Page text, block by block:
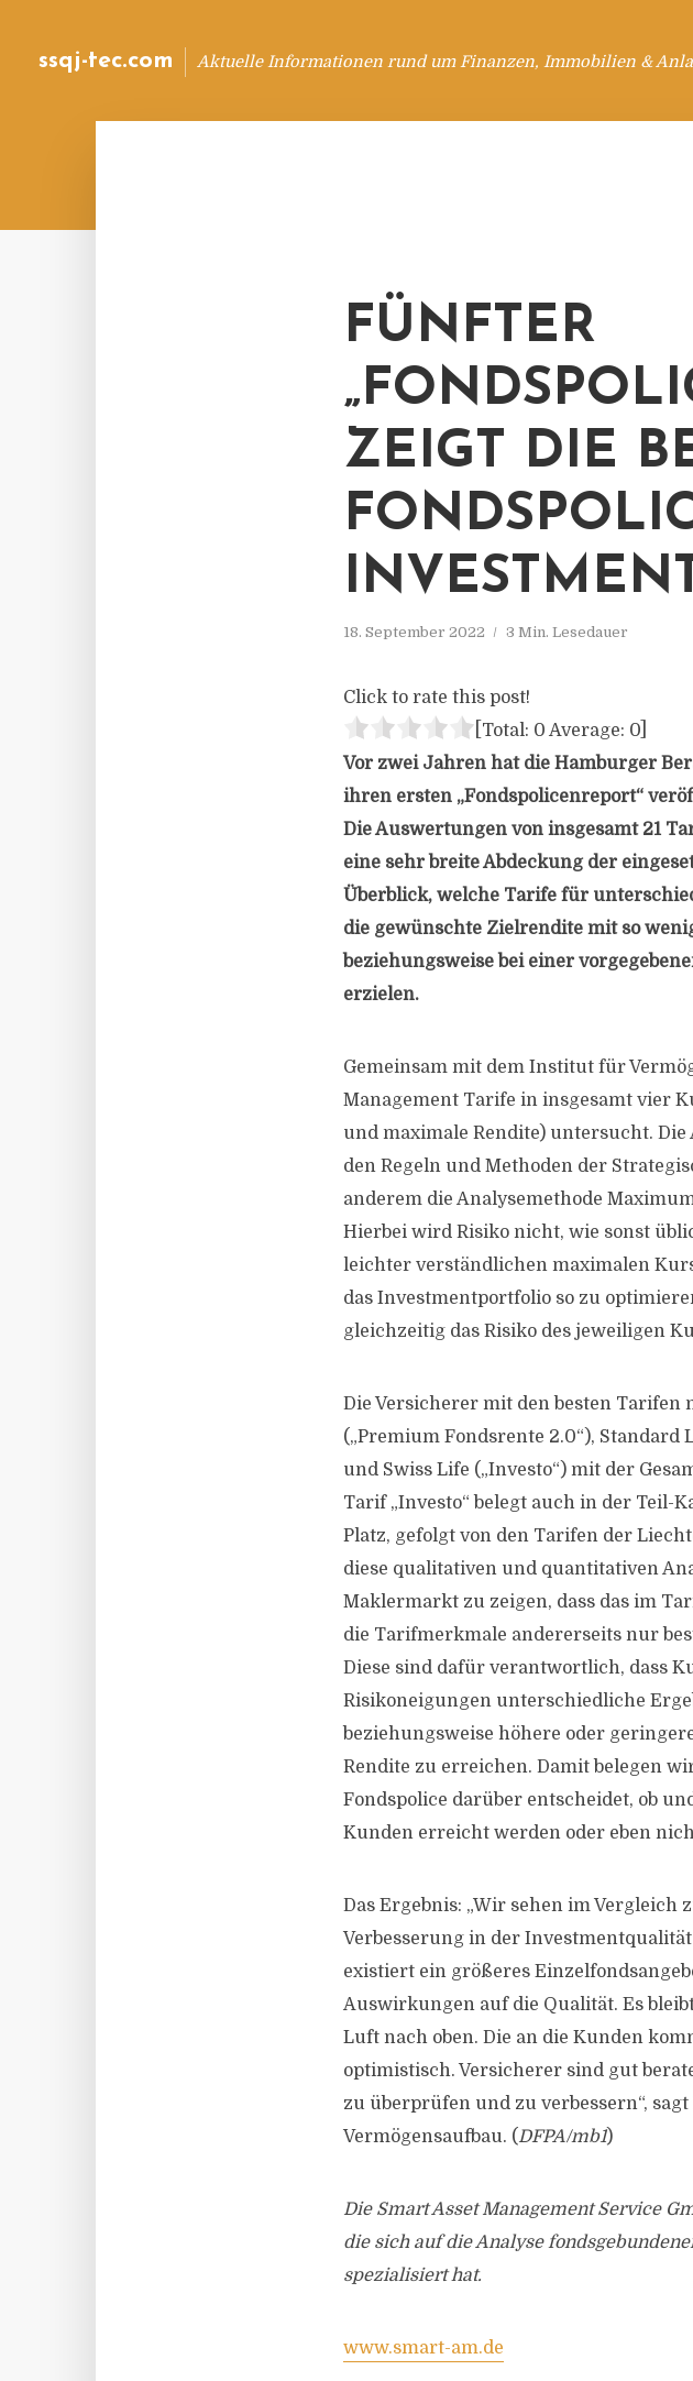
ssqj-tec.com Aktuelle Informationen rund um Finanzen, Immobilien &
FÜNFTER
ZEIGT DIE
18. September 2022 3 Min. Lesedauer
Click to rate this post!
[Total: 0 Average: 0
Vor zwei Jahren hat die Hamburger
ihren ersten „Fondspolicenreport“
Die Auswertungen von insgesamt 21
eine sehr breite Abdeckung der
Überblick, welche Tarife für
die gewünschte Zielrendite mit so
beziehungsweise bei einer
erzielen.
Gemeinsam mit dem Institut für
Management Tarife in insgesamt vier
und maximale Rendite) untersucht. Die
den Regeln und Methoden der
anderem die Analysemethode
Hierbei wird Risiko nicht, wie sonst
leichter verständlichen maximalen
das Investmentportfolio so zu
gleichzeitig das Risiko des jeweiligen
Die Versicherer mit den besten Tarifen
(„Premium Fondsrente 2.0“), Standard
und Swiss Life („Investo“) mit der
Tarif „Investo“ belegt auch in der Teil-
Platz, gefolgt von den Tarifen der
diese qualitativen und quantitativen
Maklermarkt zu zeigen, dass das im
die Tarifmerkmale andererseits nur
Diese sind dafür verantwortlich, dass
Risikoneigungen unterschiedliche
beziehungsweise höhere oder
Rendite zu erreichen. Damit belegen
Fondspolice darüber entscheidet, ob
Kunden erreicht werden oder eben
Das Ergebnis: „Wir sehen im Vergleich
Verbesserung in der
existiert ein größeres
Auswirkungen auf die Qualität. Es
Luft nach oben. Die an die Kunden
optimistisch. Versicherer sind gut
zu überprüfen und zu verbessern“,
Vermögensaufbau. (DFPA/mb1)
Die Smart Asset Management Service
die sich auf die Analyse
spezialisiert hat.
www.smart-am.de